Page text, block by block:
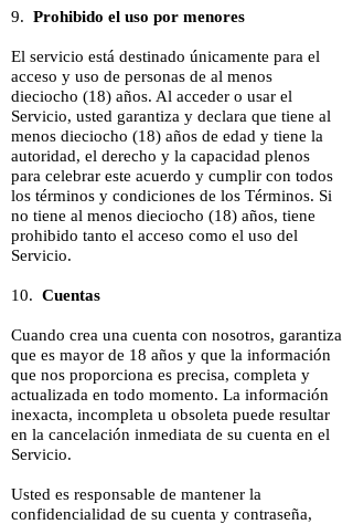
9. Prohibido el uso por menores
El servicio está destinado únicamente para el
acceso y uso de personas de al menos
dieciocho (18) años. Al acceder o usar el
Servicio, usted garantiza y declara que tiene al
menos dieciocho (18) años de edad y tiene la
autoridad, el derecho y la capacidad plenos
para celebrar este acuerdo y cumplir con todos
los términos y condiciones de los Términos. Si
no tiene al menos dieciocho (18) años, tiene
prohibido tanto el acceso como el uso del
Servicio.
10. Cuentas
Cuando crea una cuenta con nosotros, garantiza
que es mayor de 18 años y que la información
que nos proporciona es precisa, completa y
actualizada en todo momento. La información
inexacta, incompleta u obsoleta puede resultar
en la cancelación inmediata de su cuenta en el
Servicio.
Usted es responsable de mantener la
confidencialidad de su cuenta y contraseña,